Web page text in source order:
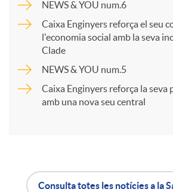
t
NEWS & YOU num.6
Caixa Enginyers reforça el seu
l'economia social amb la seva
Clade
NEWS & YOU num.5
Caixa Enginyers reforça la seva
amb una nova seu central
Consulta totes les notícies a la